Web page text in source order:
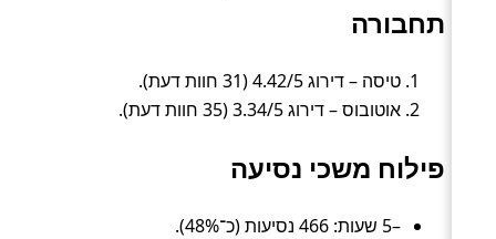
תחבורה
טיסה – דירוג 4.42/5 (31 חוות דעת).
אוטובוס – דירוג 3.34/5 (35 חוות דעת).
פילוח משכי נסיעה
–5 שעות: 466 נסיעות (כ־48%).